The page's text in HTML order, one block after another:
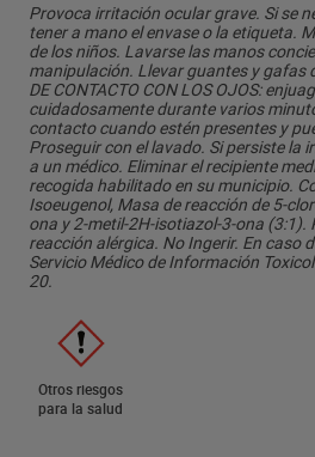
Provoca irritación ocular grave. Si se
tener a mano el envase o la etiqueta.
de los niños. Lavarse las manos
manipulación. Llevar guantes y gafas
DE CONTACTO CON LOS OJOS:
cuidadosamente durante varios
contacto cuando estén presentes y
Proseguir con el lavado. Si persiste la
a un médico. Eliminar el recipiente
recogida habilitado en su municipio.
Isoeugenol, Masa de reacción de 5-
ona y 2-metil-2H-isotiazol-3-ona (3:1).
reacción alérgica. No Ingerir. En caso
Servicio Médico de Información
20.
Otros riesgos
para la salud